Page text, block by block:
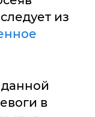
из
в